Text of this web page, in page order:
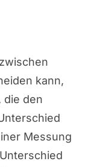
kann,
die den
Messung